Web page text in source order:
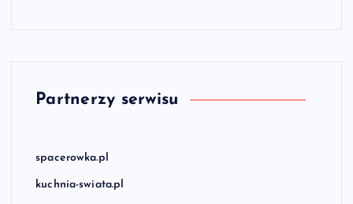
Partnerzy serwisu
spacerowka.pl
kuchnia-swiata.pl